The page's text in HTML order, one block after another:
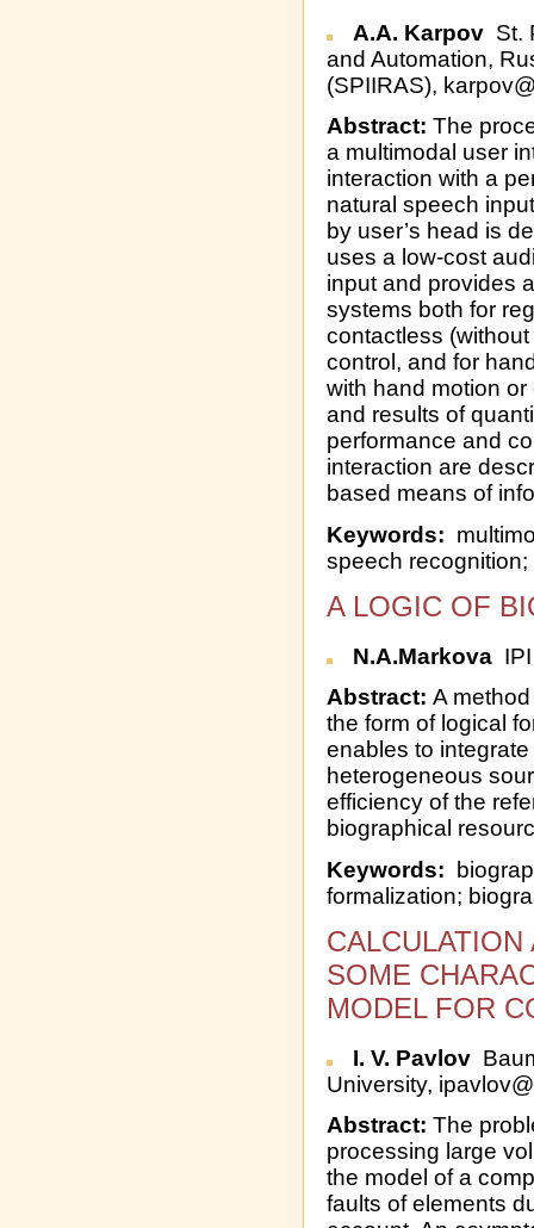
A.A. Karpov St.
and Automation,
(SPIIRAS),
Abstract: The
a multimodal user
interaction with a
natural speech
by user’s head is
uses a low-cost
input and provides
systems both for
contactless
control, and for
with hand motion
and results of
performance and
interaction are
based means of
Keywords:
speech
A LOGIC OF
N.A.Markova
Abstract: A
the form of logical
enables to
heterogeneous
efficiency of the
biographical
Keywords:
formalization;
SOME
MODEL FOR
I. V. Pavlov
University,
Abstract: The
processing large
the model of a
faults of elements